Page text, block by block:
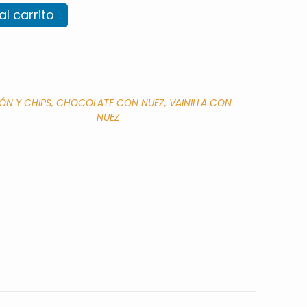
carrito
Y CHIPS, CHOCOLATE CON NUEZ, VAINILLA CON
NUEZ